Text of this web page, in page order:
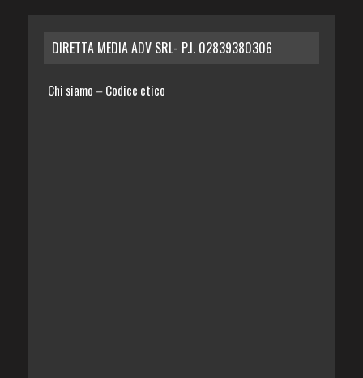
DIRETTA MEDIA ADV SRL- P.I. 02839380306
Chi siamo – Codice etico